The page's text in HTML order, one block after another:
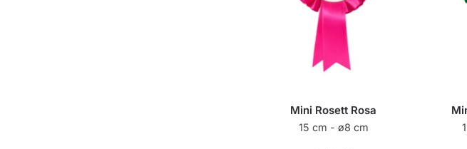
Mini Rosett Rosa
15 cm - ø8 cm